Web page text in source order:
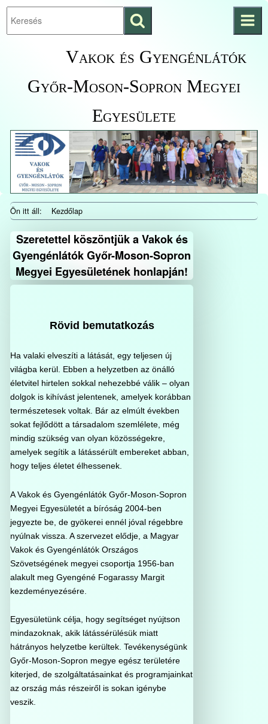
Ugrás a fő
Vakok és Gyengénlátók
Győr-Moson-Sopron Megyei
Egyesülete
Keresés
indítása
Ön itt áll: Kezdőlap
Szeretettel köszöntjük a Vakok és
Gyengénlátók Győr-Moson-Sopron
Megyei Egyesületének honlapján!
Rövid bemutatkozás
Ha valaki elveszíti a látását, egy teljesen új
világba kerül. Ebben a helyzetben az önálló
életvitel hirtelen sokkal nehezebbé válik – olyan
dolgok is kihívást jelentenek, amelyek korábban
természetesek voltak. Bár az elmúlt években
sokat fejlődött a társadalom szemlélete, még
mindig szükség van olyan közösségekre,
amelyek segítik a látássérült embereket abban,
hogy teljes életet élhessenek.
A Vakok és Gyengénlátók Győr-Moson-Sopron
Megyei Egyesületét a bíróság 2004-ben
jegyezte be, de gyökerei ennél jóval régebbre
nyúlnak vissza. A szervezet elődje, a Magyar
Vakok és Gyengénlátók Országos
Szövetségének megyei csoportja 1956-ban
alakult meg Gyengéné Fogarassy Margit
kezdeményezésére.
Egyesületünk célja, hogy segítséget nyújtson
mindazoknak, akik látássérülésük miatt
hátrányos helyzetbe kerültek. Tevékenységünk
Győr-Moson-Sopron megye egész területére
kiterjed, de szolgáltatásainkat és programjainkat
az ország más részeiről is sokan igénybe
veszik.